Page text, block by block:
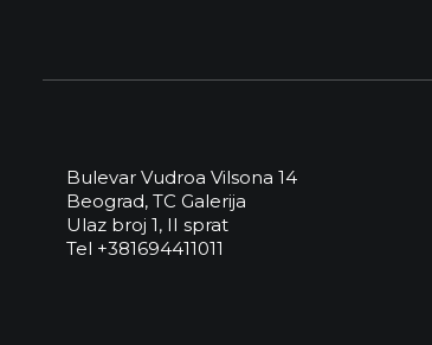
Bulevar Vudroa Vilsona 14
Beograd, TC Galerija
Ulaz broj 1, II sprat
Tel +381694411011